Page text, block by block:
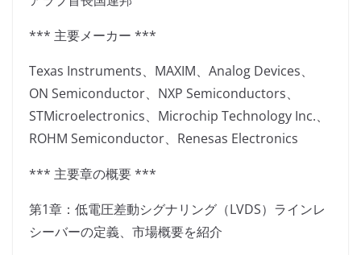
*** 主要メーカー ***
Texas Instruments、MAXIM、Analog Devices、
ON Semiconductor、NXP Semiconductors、
STMicroelectronics、Microchip Technology Inc.、
ROHM Semiconductor、Renesas Electronics
*** 主要章の概要 ***
第1章：低電圧差動シグナリング（LVDS）ラインレ
シーバーの定義、市場概要を紹介